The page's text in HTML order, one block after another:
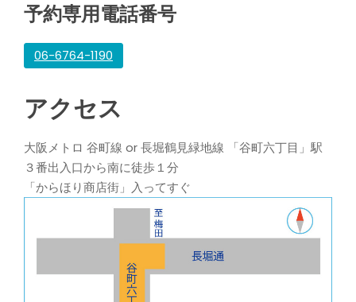
予約専用電話番号
06-6764-1190
アクセス
大阪メトロ 谷町線 or 長堀鶴見緑地線 「谷町六丁目」駅
３番出入口から南に徒歩１分
「からほり商店街」入ってすぐ